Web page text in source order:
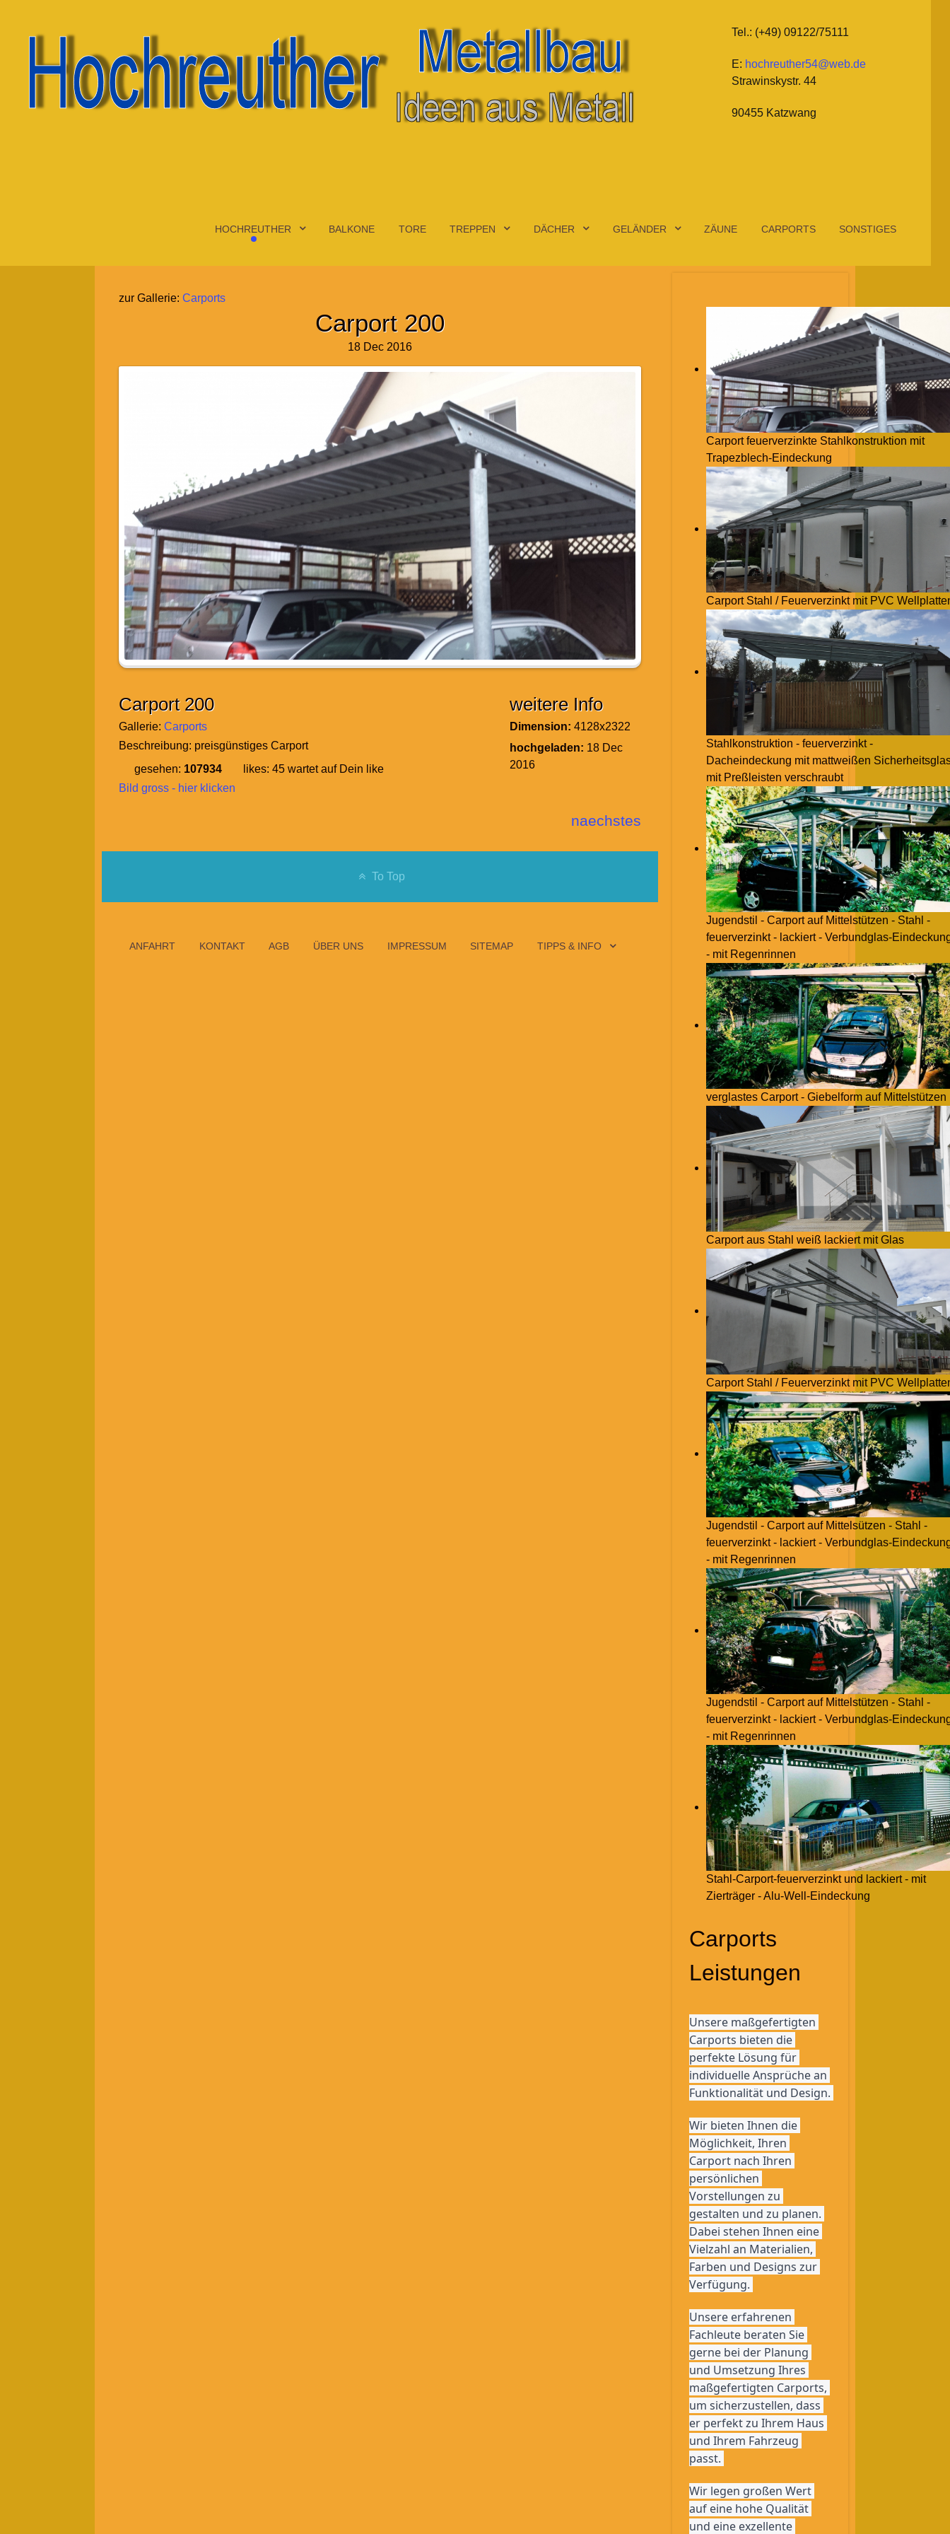
Tel.: (+49) 09122/75111
E: hochreuther54@web.de
Strawinskystr. 44
90455 Katzwang
HOCHREUTHER BALKONE TORE TREPPEN DÄCHER GELÄNDER ZÄUNE CARPORTS SONSTIGES
zur Gallerie:Carports
Carport 200
18 Dec 2016
Carport 200
Gallerie:Carports
Beschreibung: preisgünstiges Carport
gesehen: 107934 likes:45 wartet auf Dein like
Bild gross - hier klicken
weitere Info
Dimension:4128x2322
hochgeladen: 18 Dec
2016
naechstes
To Top
ANFAHRT KONTAKT AGB ÜBER UNS IMPRESSUM SITEMAP TIPPS & INFO
Carport feuerverzinkte Stahlkonstruktion mit
Trapezblech-Eindeckung
Carport Stahl / Feuerverzinkt mit PVC
Stahlkonstruktion - feuerverzinkt -
Dacheindeckung mit mattweißen
mit Preßleisten verschraubt
Jugendstil - Carport auf Mittelstützen - Stahl -
feuerverzinkt - lackiert - Verbundglas-
- mit Regenrinnen
verglastes Carport - Giebelform auf Mittelstützen
Carport aus Stahl weiß lackiert mit Glas
Carport Stahl / Feuerverzinkt mit PVC
Jugendstil - Carport auf Mittelsützen - Stahl -
feuerverzinkt - lackiert - Verbundglas-
- mit Regenrinnen
Jugendstil - Carport auf Mittelstützen - Stahl -
feuerverzinkt - lackiert - Verbundglas-
- mit Regenrinnen
Stahl-Carport-feuerverzinkt und lackiert - mit
Zierträger - Alu-Well-Eindeckung
Carports
Leistungen
Unsere maßgefertigten
Carports bieten die
perfekte Lösung für
individuelle Ansprüche an
Wir bieten Ihnen die
Möglichkeit, Ihren
Carport nach Ihren
persönlichen
Vorstellungen zu
gestalten und zu planen.
Dabei stehen Ihnen eine
Vielzahl an Materialien,
Farben und Designs zur
Verfügung.
Unsere erfahrenen
Fachleute beraten Sie
gerne bei der Planung
und Umsetzung Ihres
maßgefertigten Carports,
um sicherzustellen, dass
er perfekt zu Ihrem Haus
und Ihrem Fahrzeug
passt.
Wir legen großen Wert
auf eine hohe Qualität
und eine exzellente